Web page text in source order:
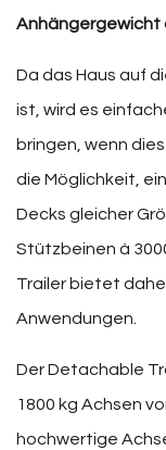
Anhängergewicht
Da das Haus auf
ist, wird es
bringen, wenn
die Möglichkeit,
Decks gleicher
Stützbeinen à
Trailer bietet
Anwendungen.
Der Detachable
1800 kg Achsen
hochwertige